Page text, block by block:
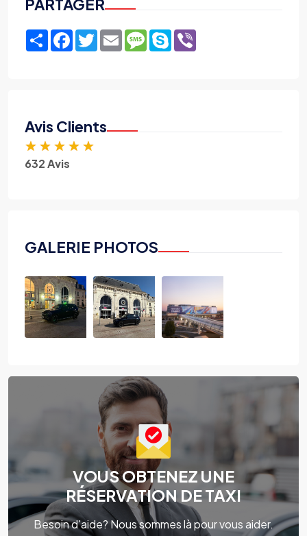
PARTAGER
ShareFacebook
TwitterEmailMessage
Skype
Avis Clients
★ ★ ★ ★ ★
632 Avis
GALERIE PHOTOS
VOUS OBTENEZ UNE
RÉSERVATION DE TAXI
Besoin d'aide? Nous sommes là pour vous aider.